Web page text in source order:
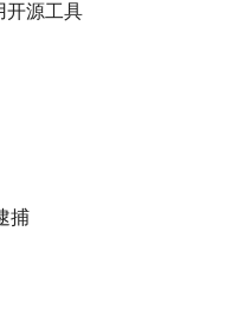
开源工具
捕